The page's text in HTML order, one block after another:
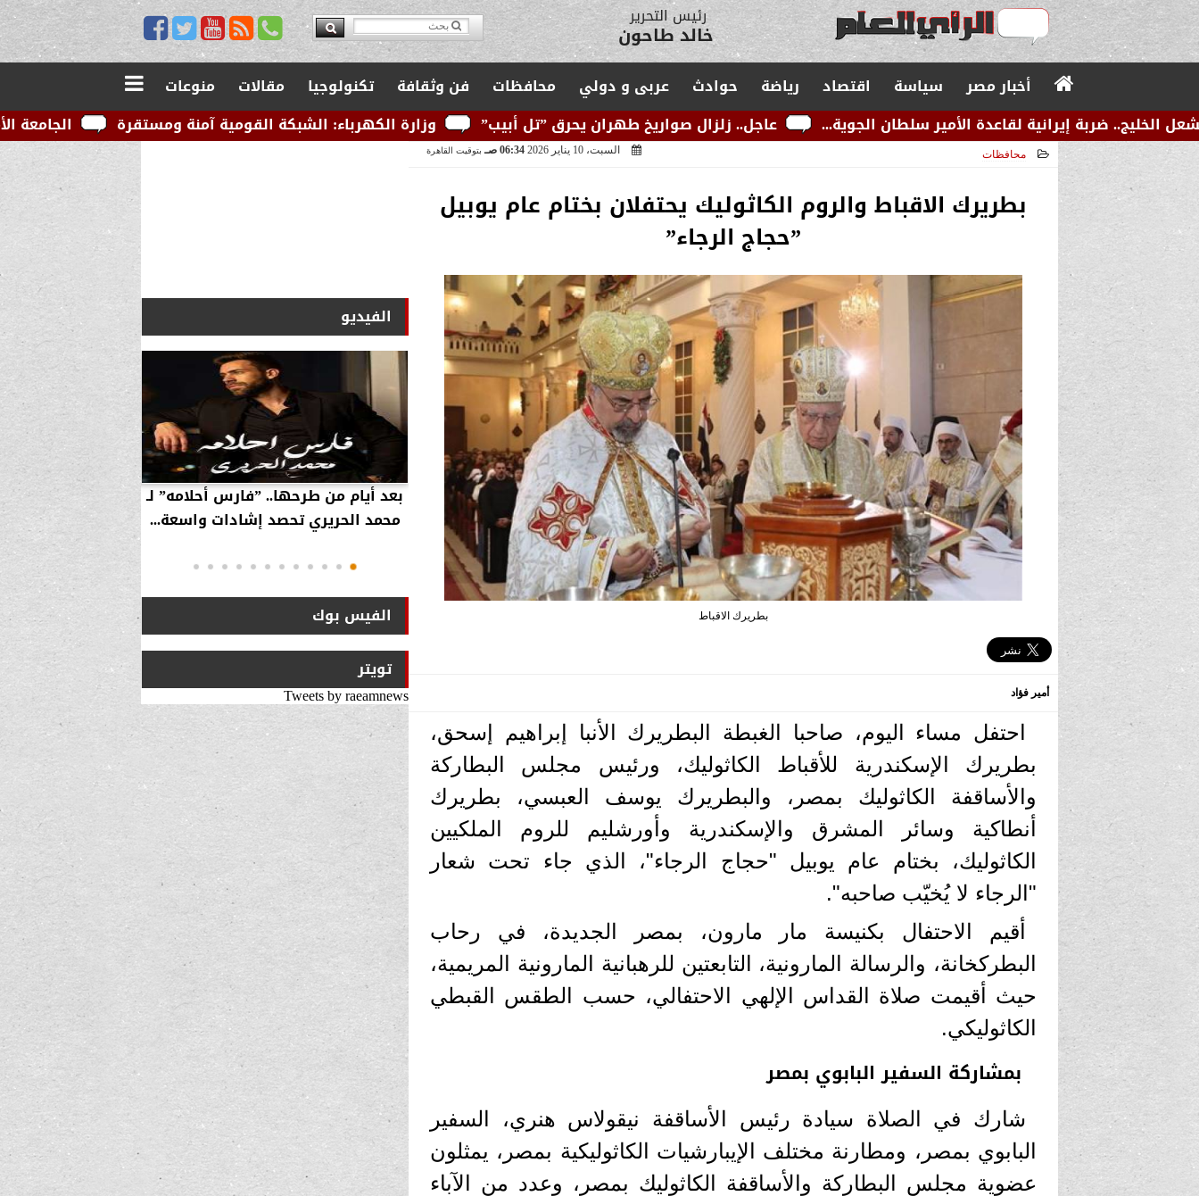
مدير التحرير
يوسف قبودان
أخبار مصر سياسة اقتصاد رياضة حوادث عربى و دولي محافظات فن وثقافة تكنولوجيا مقالات
منوعات
الجامعة الأمريكية
وزارة الكهرباء: الشبكة القومية آمنة ومستقرة عاجل.. زلزال صواريخ طهران يحرق ”تل أبيب” لقاعدة الأمير سلطان الجوية...
محافظات السبت، 10 يناير 2026 06:34 صـ بتوقيت القاهرة
بطريرك الاقباط والروم الكاثوليك يحتفلان بختام عام يوبيل
”حجاج الرجاء”
بطريرك الاقباط
أمير فؤاد
احتفل مساء اليوم، صاحبا الغبطة البطريرك الأنبا إبراهيم إسحق،
بطريرك الإسكندرية للأقباط الكاثوليك، ورئيس مجلس البطاركة
والأساقفة الكاثوليك بمصر، والبطريرك يوسف العبسي، بطريرك
أنطاكية وسائر المشرق والإسكندرية وأورشليم للروم الملكيين
الكاثوليك، بختام عام يوبيل "حجاج الرجاء"، الذي جاء تحت شعار
"الرجاء لا يُخيّب صاحبه".
أقيم الاحتفال بكنيسة مار مارون، بمصر الجديدة، في رحاب
البطركخانة، والرسالة المارونية، التابعتين للرهبانية المارونية المريمية،
حيث أقيمت صلاة القداس الإلهي الاحتفالي، حسب الطقس القبطي
الكاثوليكي.
بمشاركة السفير البابوي بمصر
شارك في الصلاة سيادة رئيس الأساقفة نيقولاس هنري، السفير
البابوي بمصر، ومطارنة مختلف الإيبارشيات الكاثوليكية بمصر، يمثلون
عضوية مجلس البطاركة والأساقفة الكاثوليك بمصر، وعدد من الآباء
الفيديو
انتهاكات الدوحة.. تقرير يفضح تجاوزات
تميم ضد ابن عمه طلال آل ثاني
بعد أيام من طرحها.. ”فارس أحلامه” لـ
محمد الحريري تحصد إشادات واسعة...
بالفيديو…
استراتيجية
انتقلت
الفيس بوك
تويتر
Tweets by raeamnews